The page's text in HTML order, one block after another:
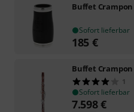
Buffet Crampon
Sofort lieferbar
185 €
Buffet Crampon
1
Sofort lieferbar
7.598€